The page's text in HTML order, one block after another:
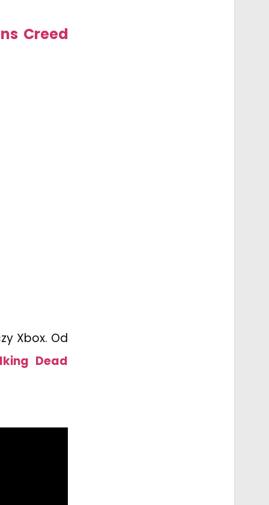
Creed
Xbox. Od
Dead